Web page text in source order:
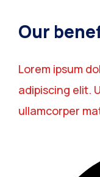
Our
Lorem ipsum
adipiscing elit.
ullamcorper